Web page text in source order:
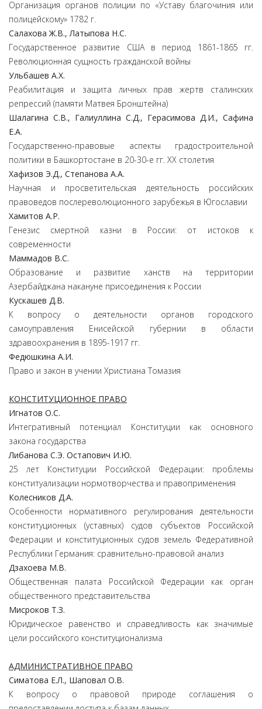
Организация органов полиции по «Уставу благочиния или
полицейскому» 1782 г.
Салахова Ж.В., Латыпова Н.С.
Государственное развитие США в период 1861-1865 гг.
Революционная сущность гражданской войны
Ульбашев А.Х.
Реабилитация и защита личных прав жертв сталинских
репрессий (памяти Матвея Бронштейна)
Шалагина С.В., Галиуллина С.Д., Герасимова Д.И., Сафина
Е.А.
Государственно-правовые аспекты градостроительной
политики в Башкортостане в 20-30-е гг. ХХ столетия
Хафизов Э.Д., Степанова А.А.
Научная и просветительская деятельность российских
правоведов послереволюционного зарубежья в Югославии
Хамитов А.Р.
Генезис смертной казни в России: от истоков к
современности
Маммадов В.С.
Образование и развитие ханств на территории
Азербайджана накануне присоединения к России
Кускашев Д.В.
К вопросу о деятельности органов городского
самоуправления Енисейской губернии в области
здравоохранения в 1895-1917 гг.
Федюшкина А.И.
Право и закон в учении Христиана Томазия
КОНСТИТУЦИОННОЕ ПРАВО
Игнатов О.С.
Интегративный потенциал Конституции как основного
закона государства
Либанова С.Э. Остапович И.Ю.
25 лет Конституции Российской Федерации: проблемы
конституализации нормотворчества и правоприменения
Колесников Д.А.
Особенности нормативного регулирования деятельности
конституционных (уставных) судов субъектов Российской
Федерации и конституционных судов земель Федеративной
Республики Германия: сравнительно-правовой анализ
Дзахоева М.В.
Общественная палата Российской Федерации как орган
общественного представительства
Мисроков Т.З.
Юридическое равенство и справедливость как значимые
цели российского конституционализма
АДМИНИСТРАТИВНОЕ ПРАВО
Симатова Е.Л., Шаповал О.В.
К вопросу о правовой природе соглашения о